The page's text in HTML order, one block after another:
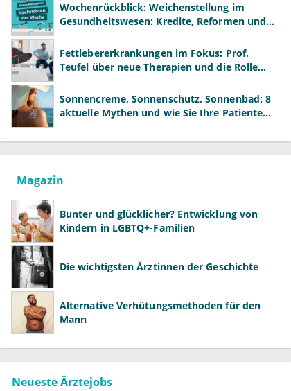
Wochenrückblick: Weichenstellung im
Gesundheitswesen: Kredite, Reformen und
Fettlebererkrankungen im Fokus: Prof.
Teufel über neue Therapien und die Rolle
Sonnencreme, Sonnenschutz, Sonnenbad: 8
aktuelle Mythen und wie Sie Ihre Patienten
Magazin
Bunter und glücklicher? Entwicklung von
Kindern in LGBTQ+-Familien
Die wichtigsten Ärztinnen der Geschichte
Alternative Verhütungsmethoden für den
Mann
Neueste Ärztejobs